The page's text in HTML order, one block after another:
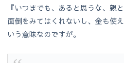
『いつまでも、あると思うな、親
面倒をみてはくれないし、金も使
いう意味なのですが。